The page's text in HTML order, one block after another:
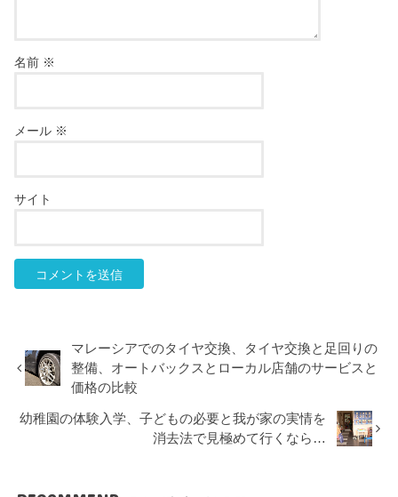
名前 ※
メール ※
サイト
マレーシアでのタイヤ交換、タイヤ交換と足回りの
整備、オートバックスとローカル店舗のサービスと
価格の比較
幼稚園の体験入学、子どもの必要と我が家の実情を
消去法で見極めて行くなら…